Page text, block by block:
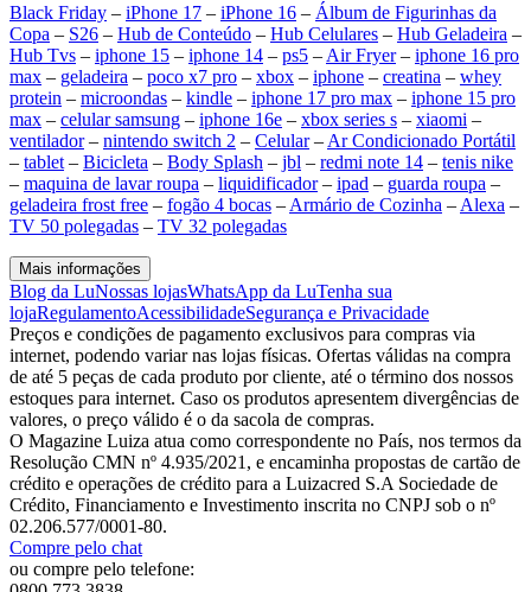
Black Friday – iPhone 17 – iPhone 16 – Álbum de Figurinhas da
Copa – S26 – Hub de Conteúdo – Hub Celulares – Hub Geladeira –
Hub Tvs – iphone 15 – iphone 14 – ps5 – Air Fryer– iphone 16 pro
max – geladeira – poco x7 pro – xbox – iphone – creatina – whey
protein – microondas – kindle – iphone 17 pro max – iphone 15 pro
max – celular samsung – iphone 16e – xbox series s – xiaomi –
ventilador– nintendo switch 2 – Celular– Ar Condicionado Portátil
– tablet – Bicicleta – Body Splash – jbl – redmi note 14 – tenis nike
– maquina de lavar roupa – liquidificador– ipad – guarda roupa –
geladeira frost free – fogão 4 bocas – Armário de Cozinha – Alexa –
TV 50 polegadas – TV 32 polegadas
Mais informações
Blog da LuNossas lojasWhatsApp da LuTenha sua
lojaRegulamentoAcessibilidadeSegurança e Privacidade
Preços e condições de pagamento exclusivos para compras via
internet, podendo variar nas lojas físicas. Ofertas válidas na compra
de até 5 peças de cada produto por cliente, até o término dos nossos
estoques para internet. Caso os produtos apresentem divergências de
valores, o preço válido é o da sacola de compras.
O Magazine Luiza atua como correspondente no País, nos termos da
Resolução CMN nº 4.935/2021, e encaminha propostas de cartão de
crédito e operações de crédito para a Luizacred S.A Sociedade de
Crédito, Financiamento e Investimento inscrita no CNPJ sob o nº
02.206.577/0001-80.
Compre pelo chat
ou compre pelo telefone: